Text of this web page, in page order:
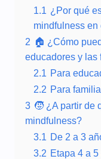
1.1 ¿Por qué
mindfulness
2 🏠 ¿Cómo
educadores y las
2.1 Para
2.2 Para
3 🧒 ¿A partir de
mindfulness?
3.1 De 2 a 3
3.2 Etapa 4 a 5